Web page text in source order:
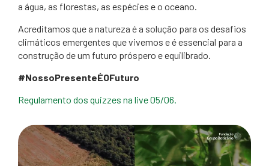
a água, as florestas, as espécies e o oceano.
Acreditamos que a natureza é a solução para os desafios
climáticos emergentes que vivemos e é essencial para a
construção de um futuro próspero e equilibrado.
#NossoPresenteÉOFuturo
Regulamento dos quizzes na live 05/06.